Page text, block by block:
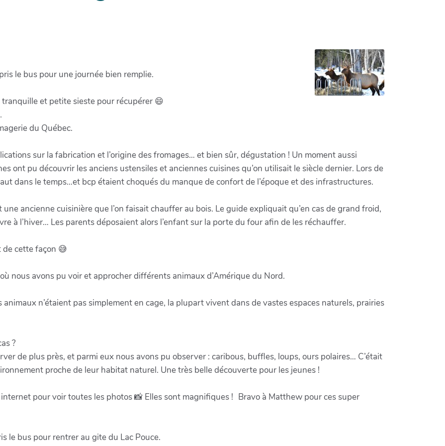
le bus pour une journée bien remplie.
et petite sieste pour récupérer 😄
du Québec.
sur la fabrication et l’origine des fromages… et bien sûr, dégustation ! Un moment aussi
ont pu découvrir les anciens ustensiles et anciennes cuisines qu’on utilisait le siècle dernier. Lors de
dans le temps…et bcp étaient choqués du manque de confort de l’époque et des infrastructures.
ancienne cuisinière que l’on faisait chauffer au bois. Le guide expliquait qu’en cas de grand froid,
à l’hiver… Les parents déposaient alors l’enfant sur la porte du four afin de les réchauffer.
cette façon 😅
nous avons pu voir et approcher différents animaux d’Amérique du Nord.
animaux n’étaient pas simplement en cage, la plupart vivent dans de vastes espaces naturels, prairies
?
de plus près, et parmi eux nous avons pu observer : caribous, buffles, loups, ours polaires… C’était
proche de leur habitat naturel. Une très belle découverte pour les jeunes !
pour voir toutes les photos 📸 Elles sont magnifiques ! Bravo à Matthew pour ces super
le bus pour rentrer au gite du Lac Pouce.